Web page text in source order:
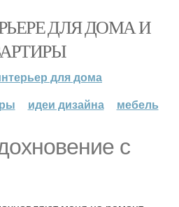
ДЛЯ ДОМА И
для дома
идеи дизайна мебель
с